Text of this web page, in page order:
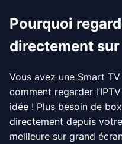
Pourquoi
directement
Vous avez une Smart
comment regarder
idée ! Plus besoin de
directement depuis
meilleure sur grand